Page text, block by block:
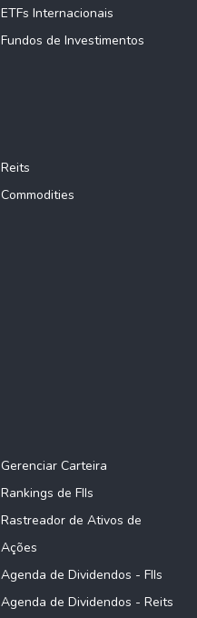
ETFs Internacionais
Fundos de Investimentos
Reits
Commodities
Gerenciar Carteira
Rankings de FIIs
Rastreador de Ativos de
Ações
Agenda de Dividendos - FIIs
Agenda de Dividendos - Reits